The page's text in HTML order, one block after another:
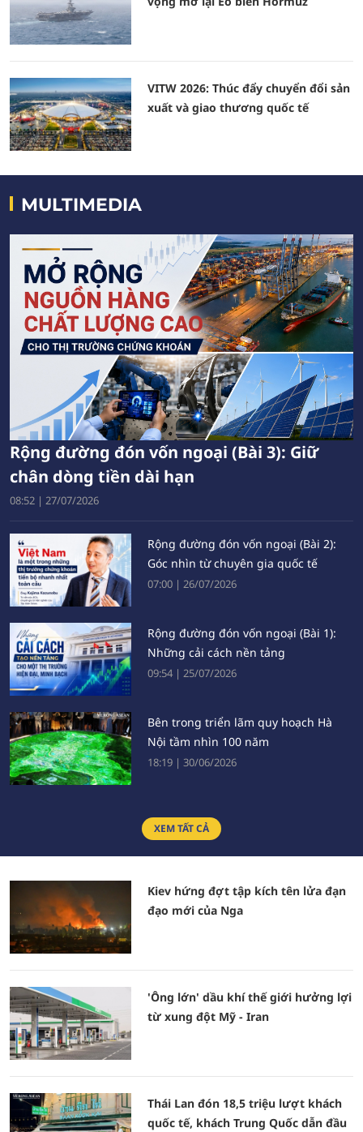
VITW 2026: Thúc đẩy chuyển đổi sản
xuất và giao thương quốc tế
MULTIMEDIA
Rộng đường đón vốn ngoại (Bài 3): Giữ
chân dòng tiền dài hạn
08:52 | 27/07/2026
Rộng đường đón vốn ngoại (Bài 2):
Góc nhìn từ chuyên gia quốc tế
07:00 | 26/07/2026
Rộng đường đón vốn ngoại (Bài 1):
Những cải cách nền tảng
09:54 | 25/07/2026
Bên trong triển lãm quy hoạch Hà
Nội tầm nhìn 100 năm
18:19 | 30/06/2026
100 Đông Nam Á
Sự trung thực của báo chí là nền
tảng tạo dựng niềm tin xã hội
XEM TẤT CẢ
Kiev hứng đợt tập kích tên lửa đạn
đạo mới của Nga
'Ông lớn' dầu khí thế giới hưởng lợi
từ xung đột Mỹ - Iran
Thái Lan đón 18,5 triệu lượt khách
quốc tế, khách Trung Quốc dẫn đầu